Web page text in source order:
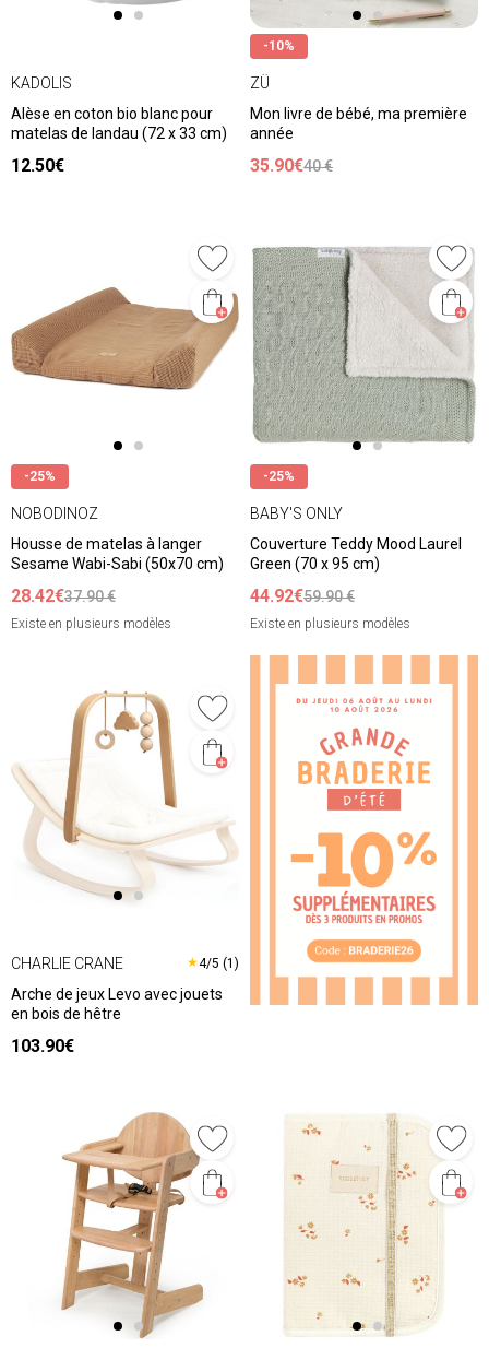
KADOLIS
Alèse en coton bio blanc pour
matelas de landau (72 x 33 cm)
12.50€
-10%
ZÜ
Mon livre de bébé, ma première
année
35.90€40 €
-25%
NOBODINOZ
Housse de matelas à langer
Sesame Wabi-Sabi (50x70 cm)
28.42€37.90 €
Existe en plusieurs modèles
-25%
BABY'S ONLY
Couverture Teddy Mood Laurel
Green (70 x 95 cm)
44.92€59.90 €
Existe en plusieurs modèles
CHARLIE CRANE ★4/5 (1)
Arche de jeux Levo avec jouets
en bois de hêtre
103.90€